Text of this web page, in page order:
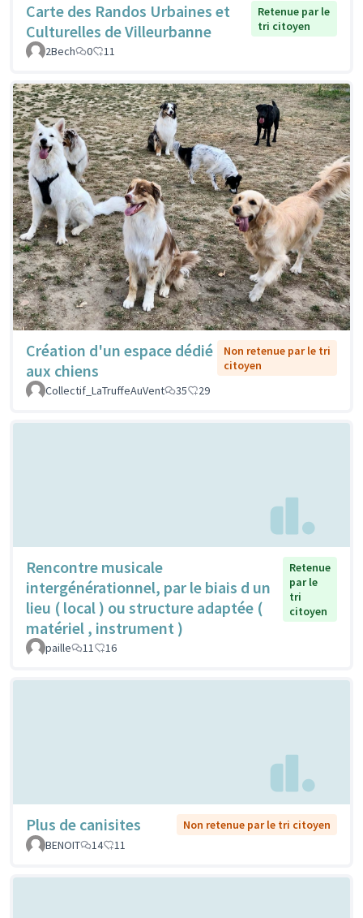
Carte des Randos Urbaines et
Culturelles de Villeurbanne
Retenue par le
tri citoyen
2Bech
0 11
Création d'un espace dédié
aux chiens
Non retenue par le tri
citoyen
Collectif_LaTruffeAuVent
35 29
Rencontre musicale
intergénérationnel, par le biais d un
lieu ( local ) ou structure adaptée (
matériel , instrument )
Retenue
par le
tri
citoyen
paille 11 16
Plus de canisites
Non retenue par le tri citoyen
BENOIT
14 11